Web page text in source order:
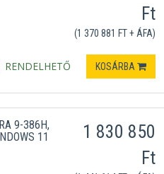
RENDELHETŐ
Ft
(1 370 881 FT + ÁFA)
KOSÁRBA
9-386H,
11
1 830 850
Ft